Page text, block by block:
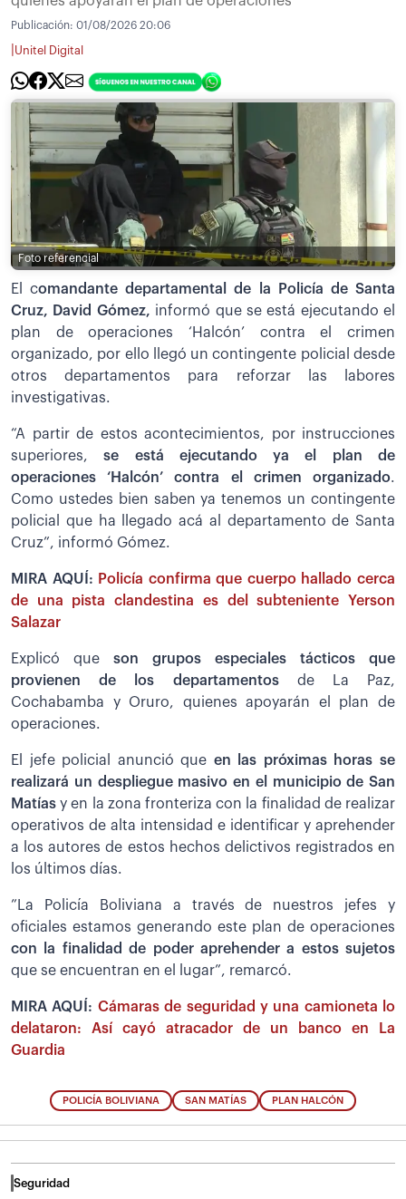
Publicación: 01/08/2026 20:06
Unitel Digital
Foto referencial
El comandante departamental de la Policía de Santa
Cruz, David Gómez, informó que se está ejecutando el
plan de operaciones ‘Halcón’ contra el crimen
organizado, por ello llegó un contingente policial desde
otros departamentos para reforzar las labores
investigativas.
“A partir de estos acontecimientos, por instrucciones
superiores, se está ejecutando ya el plan de
operaciones ‘Halcón’ contra el crimen organizado.
Como ustedes bien saben ya tenemos un contingente
policial que ha llegado acá al departamento de Santa
Cruz”, informó Gómez.
MIRA AQUÍ: Policía confirma que cuerpo hallado cerca
de una pista clandestina es del subteniente Yerson
Salazar
Explicó que son grupos especiales tácticos que
provienen de los departamentos de La Paz,
Cochabamba y Oruro, quienes apoyarán el plan de
operaciones.
El jefe policial anunció que en las próximas horas se
realizará un despliegue masivo en el municipio de San
Matías y en la zona fronteriza con la finalidad de realizar
operativos de alta intensidad e identificar y aprehender
a los autores de estos hechos delictivos registrados en
los últimos días.
”La Policía Boliviana a través de nuestros jefes y
oficiales estamos generando este plan de operaciones
con la finalidad de poder aprehender a estos sujetos
que se encuentran en el lugar”, remarcó.
MIRA AQUÍ: Cámaras de seguridad y una camioneta lo
delataron: Así cayó atracador de un banco en La
Guardia
POLICÍA BOLIVIANA SAN MATÍAS PLAN HALCÓN
Seguridad